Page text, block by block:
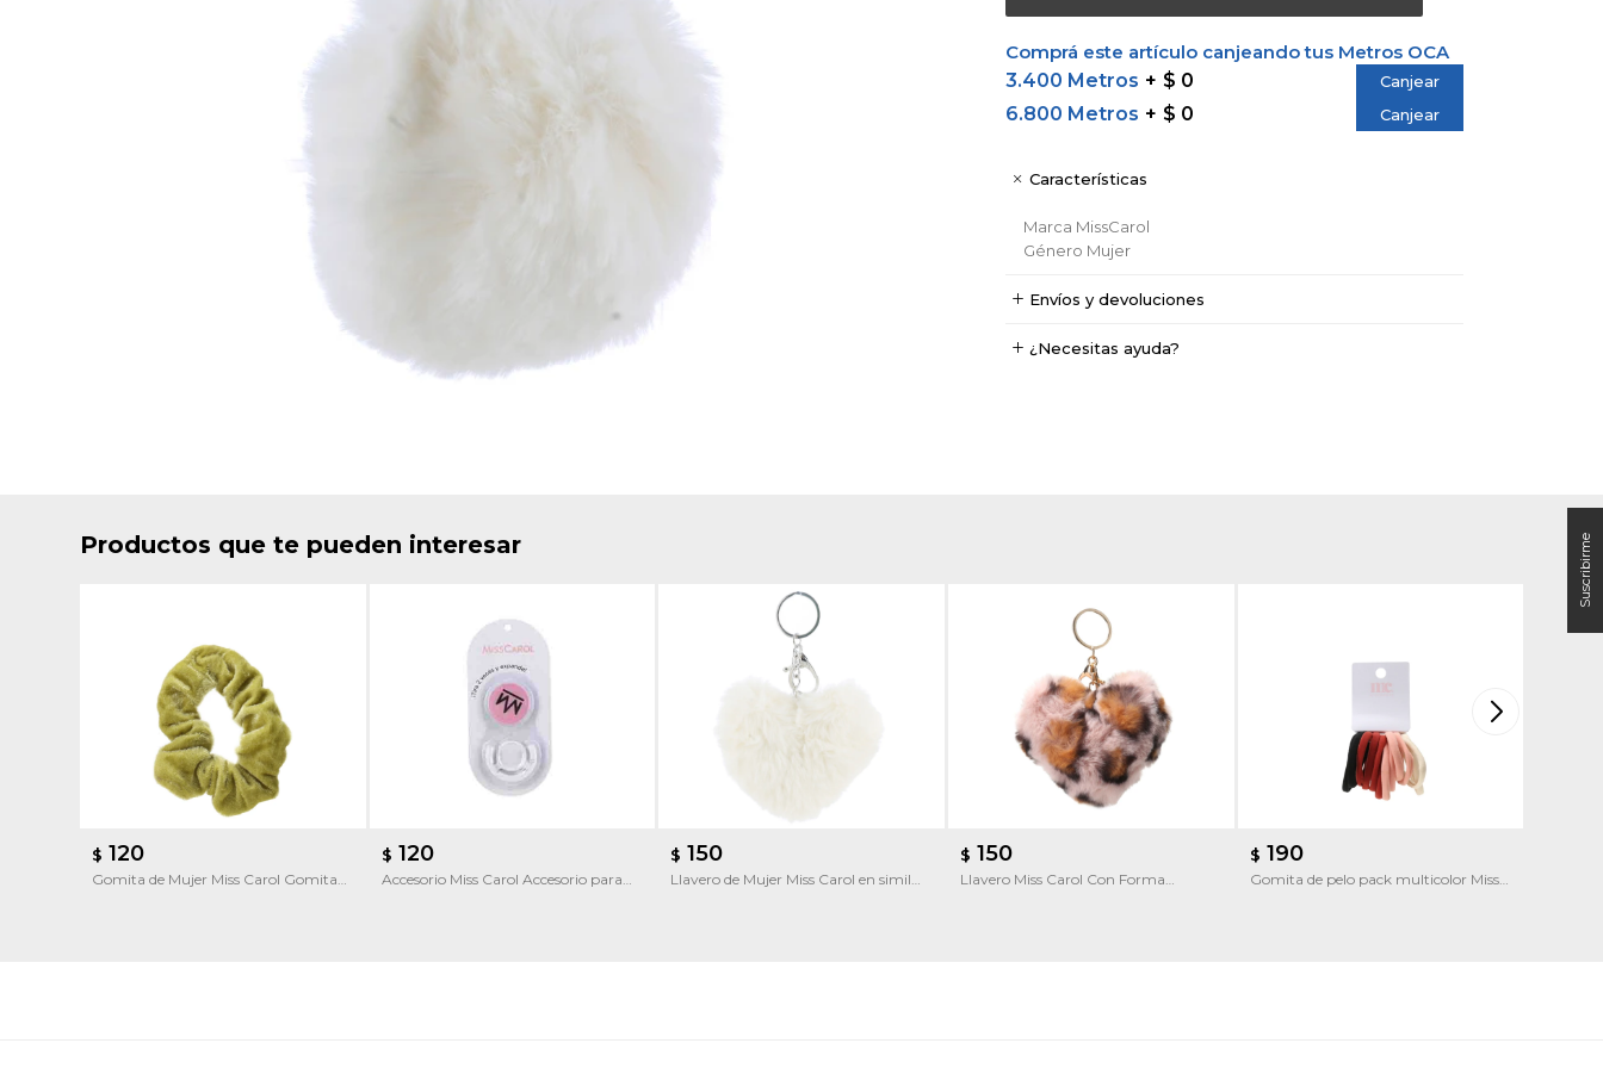
Comprá este artículo canjeando tus Metros OCA
3.400 Metros
$ 0 Canjear
6.800 Metros $ 0 Canjear
Características
Marca MissCarol
Género Mujer
Envíos y devoluciones
¿Necesitas ayuda?
Productos que te pueden interesar
$ 120
Gomita de Mujer Miss Carol Gomita
$ 120
Accesorio Miss Carol Accesorio para
$ 150
Llavero de Mujer Miss Carol en simil
$ 150
Llavero Miss Carol Con Forma
$ 190
Gomita de pelo pack multicolor Miss